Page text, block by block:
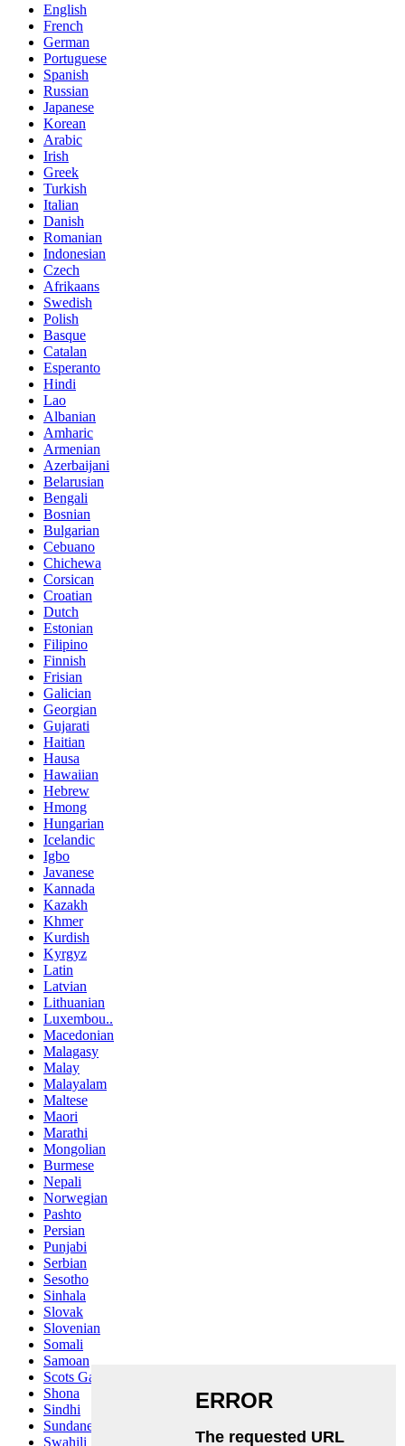
English
French
German
Portuguese
Spanish
Russian
Japanese
Korean
Arabic
Irish
Greek
Turkish
Italian
Danish
Romanian
Indonesian
Czech
Afrikaans
Swedish
Polish
Basque
Catalan
Esperanto
Hindi
Lao
Albanian
Amharic
Armenian
Azerbaijani
Belarusian
Bengali
Bosnian
Bulgarian
Cebuano
Chichewa
Corsican
Croatian
Dutch
Estonian
Filipino
Finnish
Frisian
Galician
Georgian
Gujarati
Haitian
Hausa
Hawaiian
Hebrew
Hmong
Hungarian
Icelandic
Igbo
Javanese
Kannada
Kazakh
Khmer
Kurdish
Kyrgyz
Latin
Latvian
Lithuanian
Luxembou..
Macedonian
Malagasy
Malay
Malayalam
Maltese
Maori
Marathi
Mongolian
Burmese
Nepali
Norwegian
Pashto
Persian
Punjabi
Serbian
Sesotho
Sinhala
Slovak
Slovenian
Somali
Samoan
Scots Gaelic
Shona
Sindhi
Sundanese
Swahili